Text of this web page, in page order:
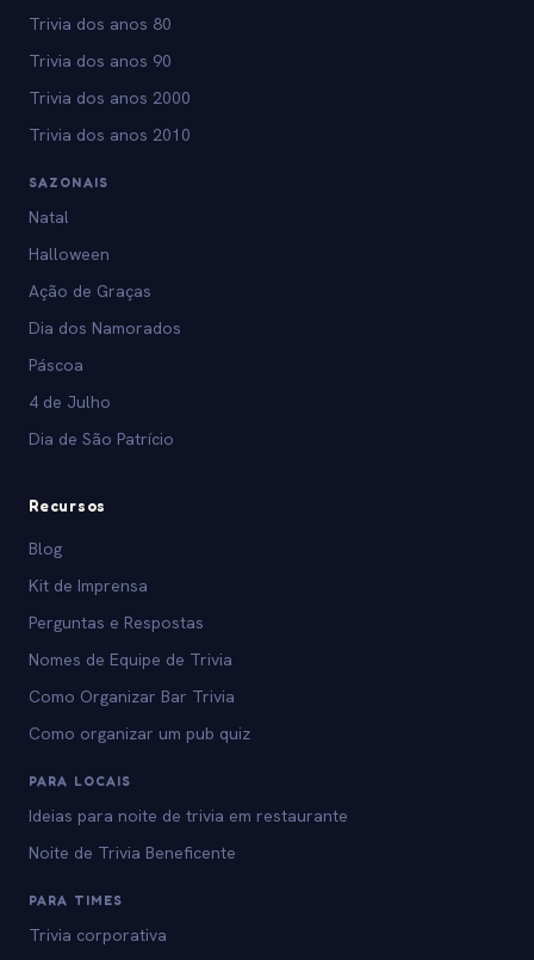
Trivia dos anos 80
Trivia dos anos 90
Trivia dos anos 2000
Trivia dos anos 2010
SAZONAIS
Natal
Halloween
Ação de Graças
Dia dos Namorados
Páscoa
4 de Julho
Dia de São Patrício
Recursos
Blog
Kit de Imprensa
Perguntas e Respostas
Nomes de Equipe de Trivia
Como Organizar Bar Trivia
Como organizar um pub quiz
PARA LOCAIS
Ideias para noite de trivia em restaurante
Noite de Trivia Beneficente
PARA TIMES
Trivia corporativa